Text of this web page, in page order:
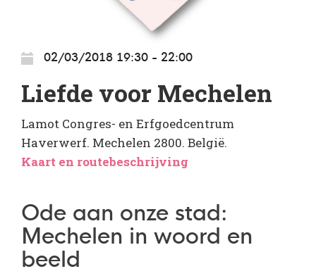
02/03/2018 19:30 - 22:00
Liefde voor Mechelen
Lamot Congres- en Erfgoedcentrum
Haverwerf. Mechelen 2800. België.
Kaart en routebeschrijving
Ode aan onze stad:
Mechelen in woord en
beeld